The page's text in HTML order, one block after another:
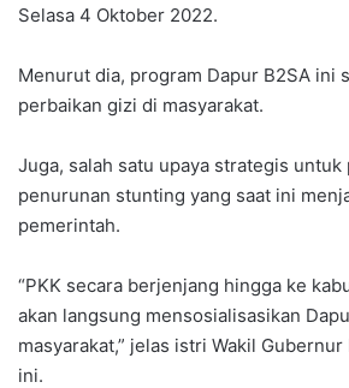
Selasa 4 Oktober 2022.
Menurut dia, program Dapur B2SA ini
perbaikan gizi di masyarakat.
Juga, salah satu upaya strategis untuk
penurunan stunting yang saat ini
pemerintah.
“PKK secara berjenjang hingga ke
akan langsung mensosialisasikan
masyarakat,” jelas istri Wakil
ini.